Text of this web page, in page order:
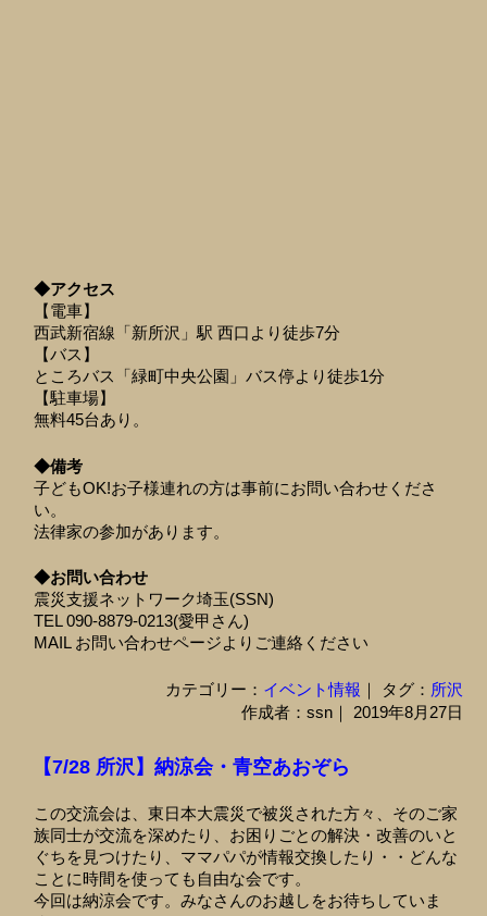
◆アクセス
【電車】
西武新宿線「新所沢」駅 西口より徒歩7分
【バス】
ところバス「緑町中央公園」バス停より徒歩1分
【駐車場】
無料45台あり。
◆備考
子どもOK!お子様連れの方は事前にお問い合わせくださ
い。
法律家の参加があります。
◆お問い合わせ
震災支援ネットワーク埼玉(SSN)
TEL 090-8879-0213(愛甲さん)
MAIL お問い合わせページよりご連絡ください
カテゴリー： イベント情報 ｜ タグ： 所沢
作成者：ssn｜ 2019年8月27日
【7/28 所沢】納涼会・青空あおぞら
この交流会は、東日本大震災で被災された方々、そのご家
族同士が交流を深めたり、お困りごとの解決・改善のいと
ぐちを見つけたり、ママパパが情報交換したり・・どんな
ことに時間を使っても自由な会です。
今回は納涼会です。みなさんのお越しをお待ちしていま